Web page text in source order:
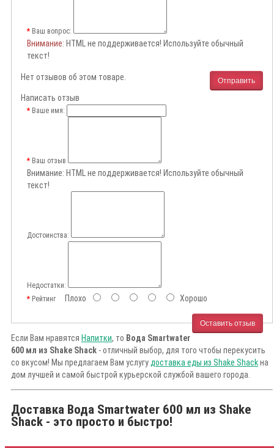
Ваш вопрос:
Внимание: HTML не поддерживается! Используйте обычный
текст!
Отправить
Нет отзывов об этом товаре.
Написать отзыв
Ваше имя:
Ваш отзыв
Внимание: HTML не поддерживается! Используйте обычный
текст!
Достоинства:
Недостатки:
РейтингПлохо Хорошо
Оставить отзыв
Если Вам нравятся Напитки, то Вода Smartwater
600 мл из Shake Shack - отличный выбор, для того чтобы перекусить
со вкусом! Мы предлагаем Вам услугу доставка еды из Shake Shackна
дом лучшей и самой быстрой курьерской службой вашего города.
Доставка Вода Smartwater 600 мл из Shake
Shack - это просто и быстро!